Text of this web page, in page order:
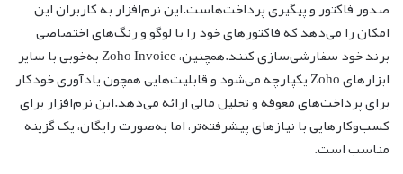
صدور فاکتور و پیگیری پرداخت‌هاست.این نرم‌افزار به کاربران این
امکان را می‌دهد که فاکتورهای خود را با لوگو و رنگ‌های اختصاصی
برند خود سفارشی‌سازی کنند.همچنین، Zoho Invoice به‌خوبی با سایر
ابزارهای Zoho یکپارچه می‌شود و قابلیت‌هایی همچون یادآوری خودکار
برای پرداخت‌های معوقه و تحلیل مالی ارائه می‌دهد.این نرم‌افزار برای
کسب‌وکارهایی با نیازهای پیشرفته‌تر، اما به‌صورت رایگان، یک گزینه
مناسب است.